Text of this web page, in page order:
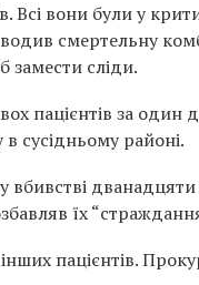
Всі вони були у
смертельну
замести сліди.
пацієнтів за один
в сусідньому районі.
вбивстві
їх
пацієнтів.